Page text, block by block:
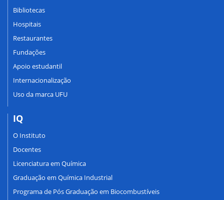
Bibliotecas
Hospitais
Restaurantes
Fundações
Apoio estudantil
Internacionalização
Uso da marca UFU
IQ
O Instituto
Docentes
Licenciatura em Química
Graduação em Química Industrial
Programa de Pós Graduação em Biocombustíveis